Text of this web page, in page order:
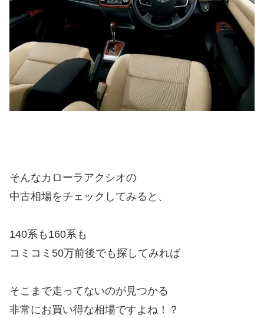
そんなカローラアクシオの
中古相場をチェックしてみると、
140系も160系も
コミコミ50万前後でも探してみれば
そこまで走ってないのが見つかる
非常にお買い得な相場ですよね！？